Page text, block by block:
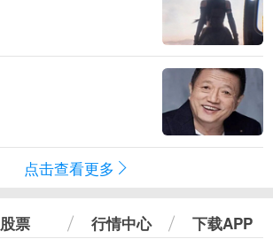
点击查看更多
股票 行情中心 下载APP